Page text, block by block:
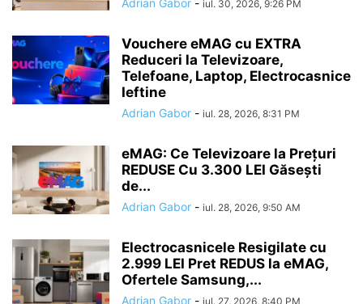
Adrian Gabor - iul. 30, 2026, 9:26 PM
Vouchere eMAG cu EXTRA
Reduceri la Televizoare,
Telefoane, Laptop, Electrocasnice
Ieftine
Adrian Gabor - iul. 28, 2026, 8:31 PM
eMAG: Ce Televizoare la Prețuri
REDUSE Cu 3.300 LEI Găsești
de...
Adrian Gabor - iul. 28, 2026, 9:50 AM
Electrocasnicele Resigilate cu
2.999 LEI Pret REDUS la eMAG,
Ofertele Samsung,...
Adrian Gabor - iul. 27, 2026, 8:40 PM